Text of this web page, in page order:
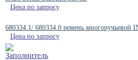
Цена по запросу
680334.1/ 680334.0 ремень многоручьевой
Цена по запросу